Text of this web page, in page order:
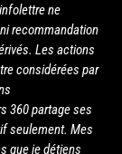
ne
recommandation
Les actions
considérées par
360 partage ses
seulement. Mes
que je détiens